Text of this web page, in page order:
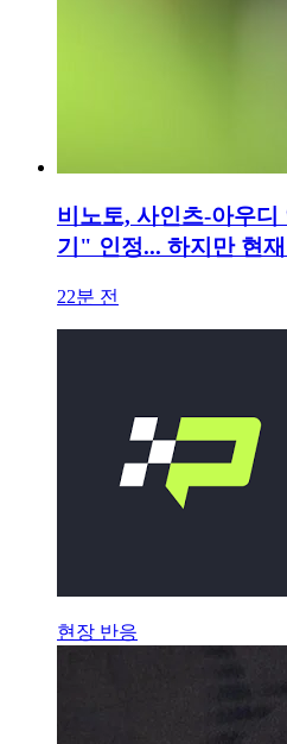
비노토, 사인츠-아우
기" 인정... 하지만 현
22분 전
현장 반응